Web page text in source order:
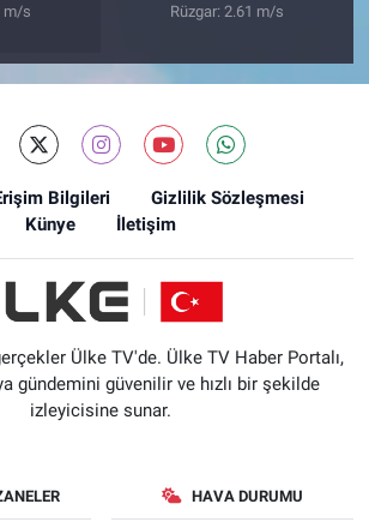
m/s
Rüzgar: 2.61 m/s
Bilgileri
Gizlilik Sözleşmesi
Künye
İletişim
Ülke TV'de. Ülke TV Haber Portalı,
gündemini güvenilir ve hızlı bir şekilde
izleyicisine sunar.
HAVA DURUMU